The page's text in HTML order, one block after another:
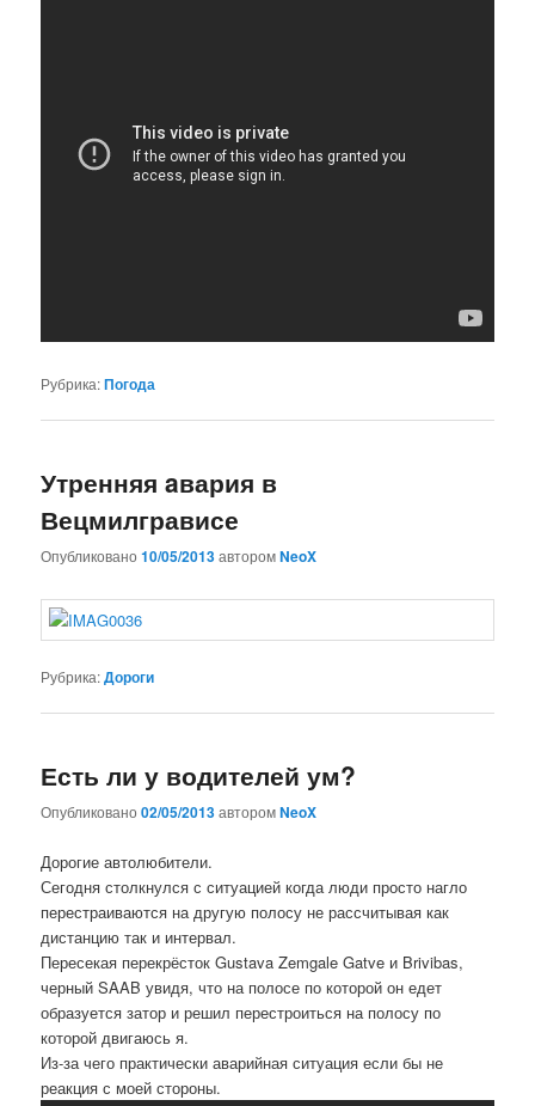
Рубрика:Погода
Утренняя aвария в
Вецмилгрависе
Опубликовано10/05/2013авторомNeoX
Рубрика:Дороги
Есть ли у водителей ум?
Опубликовано02/05/2013авторомNeoX
Дорогие автолюбители.
Сегодня столкнулся с ситуацией когда люди просто нагло
перестраиваются на другую полосу не рассчитывая как
дистанцию так и интервал.
Пересекая перекрёсток Gustava Zemgale Gatve и Brivibas,
черный SAAB увидя, что на полосе по которой он едет
образуется затор и решил перестроиться на полосу по
которой двигаюсь я.
Из-за чего практически аварийная ситуация если бы не
реакция с моей стороны.